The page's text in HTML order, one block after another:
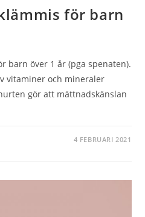
för barn
barn över 1 år (pga spenaten).
vitaminer och mineraler
gör att mättnadskänslan
4 FEBRUARI 2021